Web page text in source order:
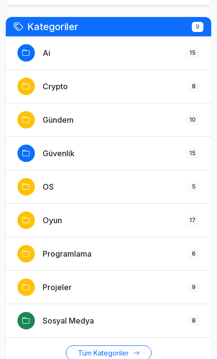
Kategoriler 9
Ai 15
Crypto 8
Gündem 10
Güvenlik 15
OS 5
Oyun 17
Programlama 6
Projeler 9
Sosyal Medya 8
Tüm Kategoriler